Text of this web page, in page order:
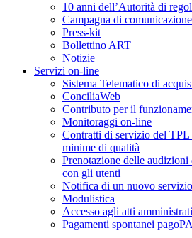
10 anni dell’Autorità di
Campagna di
Press-kit
Bollettino ART
Notizie
Servizi on-line
Sistema Telematico di
ConciliaWeb
Contributo per il
Monitoraggi on-line
Contratti di servizio del
minime di qualità
Prenotazione delle
con gli utenti
Notifica di un nuovo
Modulistica
Accesso agli atti
Pagamenti spontanei pagoPA